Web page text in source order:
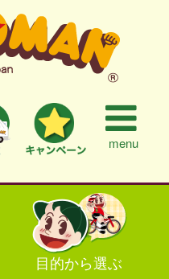
menu
目的から選ぶ